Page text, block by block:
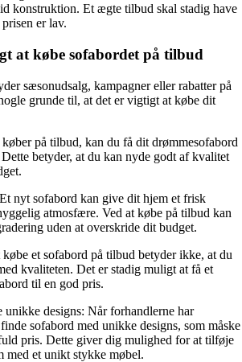
konstruktion. Et ægte tilbud skal stadig have
er lav.
at købe sofabordet på tilbud
sæsonudsalg, kampagner eller rabatter på
grunde til, at det er vigtigt at købe dit
på tilbud, kan du få dit drømmesofabord
betyder, at du kan nyde godt af kvalitet
nyt sofabord kan give dit hjem et frisk
atmosfære. Ved at købe på tilbud kan
uden at overskride dit budget.
et sofabord på tilbud betyder ikke, at du
kvaliteten. Det er stadig muligt at få et
til en god pris.
designs: Når forhandlerne har
sofabord med unikke designs, som måske
pris. Dette giver dig mulighed for at tilføje
med et unikt stykke møbel.